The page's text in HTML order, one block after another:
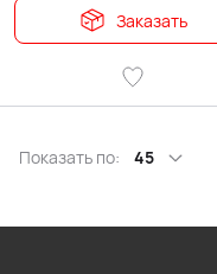
Заказать
Показать по: 45